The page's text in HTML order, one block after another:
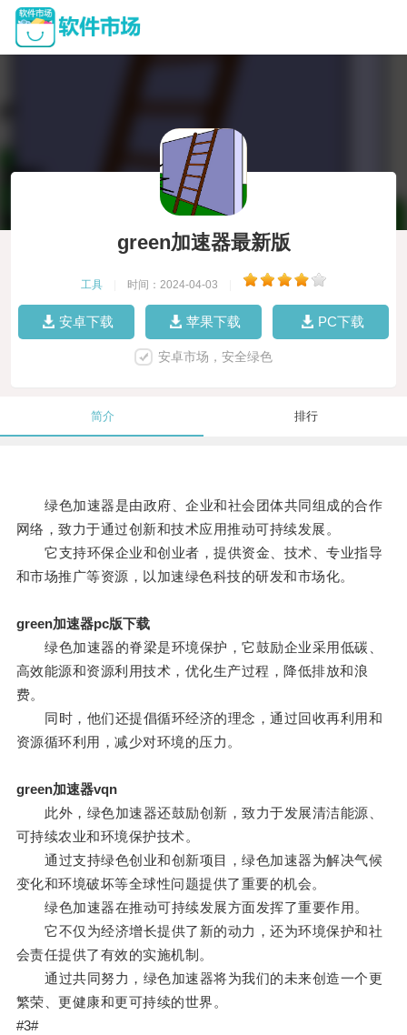
green加速器最新版
工具 时间：2024-04-03
安卓下载 苹果下载 PC下载
安卓市场，安全绿色
简介 排行
绿色加速器是由政府、企业和社会团体共同组成的合作
网络，致力于通过创新和技术应用推动可持续发展。
它支持环保企业和创业者，提供资金、技术、专业指导
和市场推广等资源，以加速绿色科技的研发和市场化。
green加速器pc版下载
绿色加速器的脊梁是环境保护，它鼓励企业采用低碳、
高效能源和资源利用技术，优化生产过程，降低排放和浪
费。
同时，他们还提倡循环经济的理念，通过回收再利用和
资源循环利用，减少对环境的压力。
green加速器vqn
此外，绿色加速器还鼓励创新，致力于发展清洁能源、
可持续农业和环境保护技术。
通过支持绿色创业和创新项目，绿色加速器为解决气候
变化和环境破坏等全球性问题提供了重要的机会。
绿色加速器在推动可持续发展方面发挥了重要作用。
它不仅为经济增长提供了新的动力，还为环境保护和社
会责任提供了有效的实施机制。
通过共同努力，绿色加速器将为我们的未来创造一个更
繁荣、更健康和更可持续的世界。
#3#